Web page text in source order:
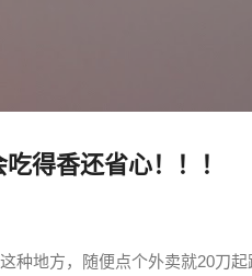
得香还省心！！！
这种地方， 随便点个外卖就20刀起